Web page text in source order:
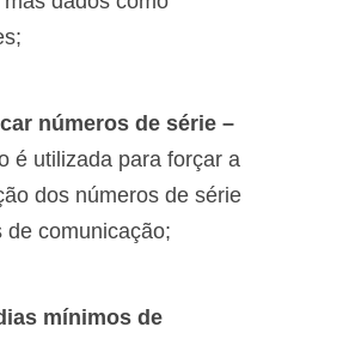
números de série –
é utilizada para forçar a
dos números de série
de comunicação;
mínimos de